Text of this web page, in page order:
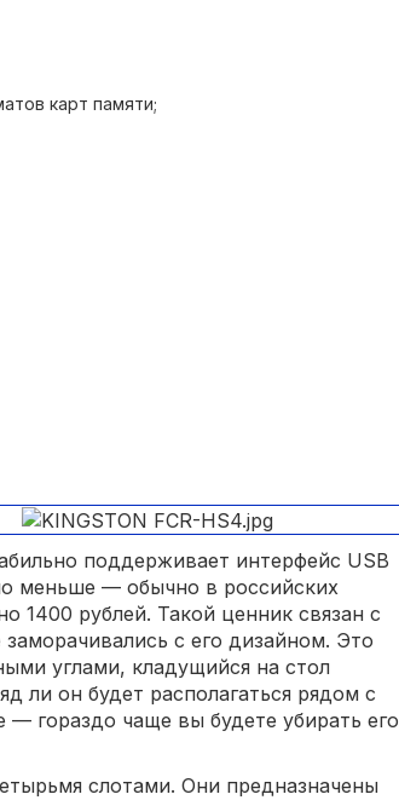
карт памяти;
индикацией.
поддерживает интерфейс USB
меньше — обычно в российских
1400 рублей. Такой ценник связан с
с его дизайном. Это
углами, кладущийся на стол
ли он будет располагаться рядом с
гораздо чаще вы будете убирать его
слотами. Они предназначены